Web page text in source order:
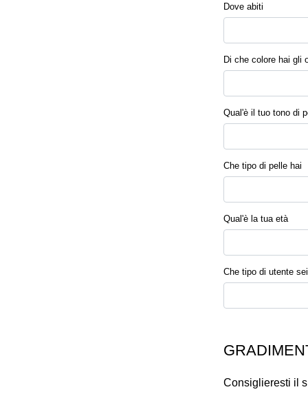
Dove abiti
Di che colore hai gli
Qual'è il tuo tono di
Che tipo di pelle hai
Qual'è la tua età
Che tipo di utente sei
Consiglieresti il